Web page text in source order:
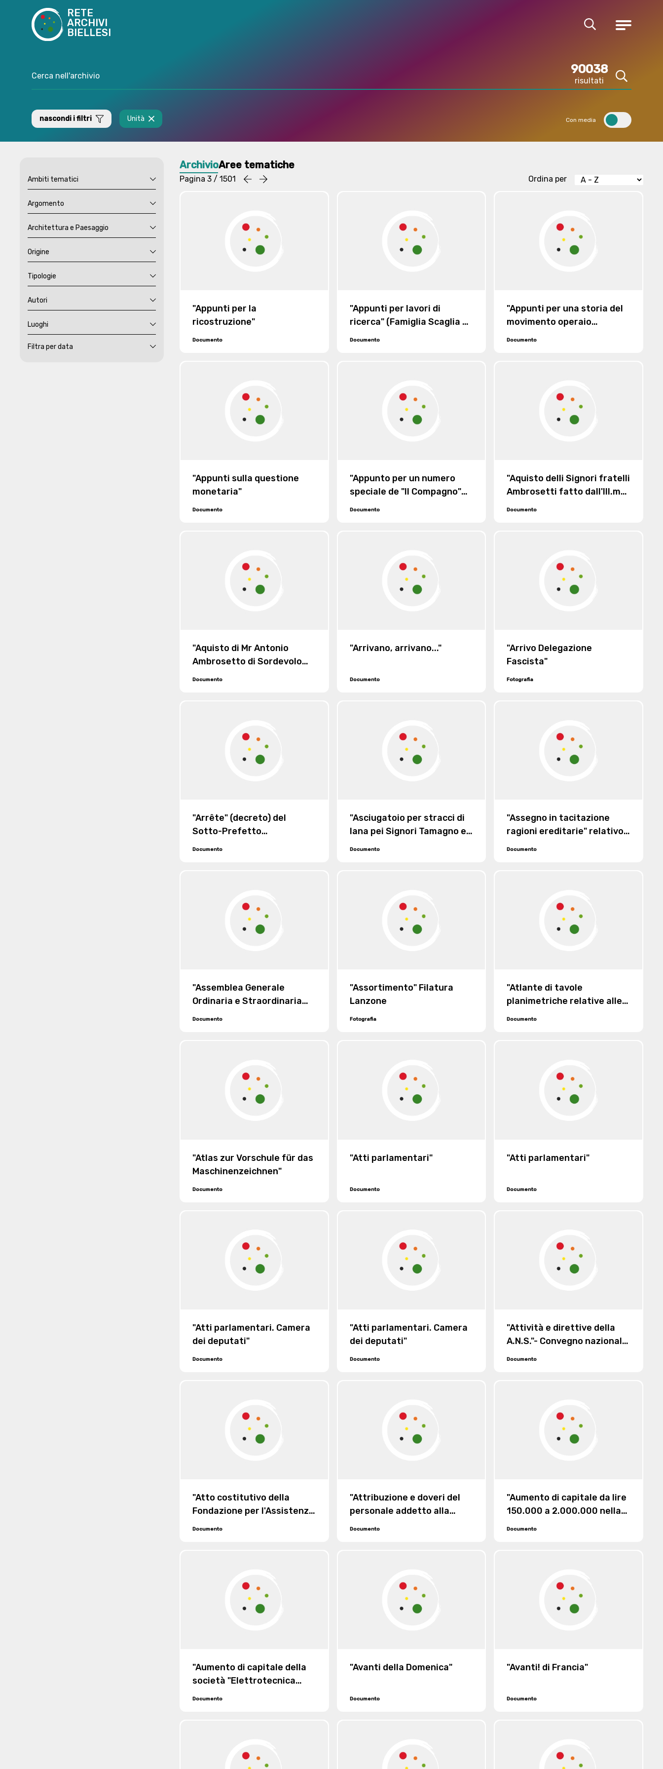
RETE
ARCHIVI
BIELLESI
Cerca Menu
90038
risultati
Cerca
nascondi i filtri Unità Con media
Ambiti tematici
Argomento
Architettura e Paesaggio
Origine
Tipologie
Autori
Luoghi
Filtra per data
ArchivioAree tematiche
Pagina 3 / 1501 Precedente
successiva Ordina per
"Appunti per la
ricostruzione"
Documento
"Appunti per lavori di
ricerca" (Famiglia Scaglia di
Verrua e tela di Van Dyck)
Documento
"Appunti per una storia del
movimento operaio
internazionale"
Documento
"Appunti sulla questione
monetaria"
Documento
"Appunto per un numero
speciale de "Il Compagno"
dedicato al sindacalismo"
Documento
"Aquisto delli Signori fratelli
Ambrosetti fatto dall'Ill.mo
Signor Conte Gioannini di
sovra la Comunità di
Documento
"Aquisto di Mr Antonio
Ambrosetto di Sordevolo
dalla Comunità del
Documento
"Arrivano, arrivano..."
Documento
"Arrivo Delegazione
Fascista"
Fotografia
"Arrête" (decreto) del
Sotto-Prefetto
dell'Arrondissement de
Documento
"Asciugatoio per stracci di
lana pei Signori Tamagno e
Squindo di Biella", 1895
Documento
"Assegno in tacitazione
ragioni ereditarie" relativo
alla divisione ereditaria fra i
Totino loro nonno
Documento
"Assemblea Generale
Ordinaria e Straordinaria
del 30 Gennaio 1908. 1°
Documento
"Assortimento" Filatura
Lanzone
Fotografia
"Atlante di tavole
planimetriche relative alle
lezioni sull'accertamento
in Torino dal Ministero delle
Documento
"Atlas zur Vorschule für das
Maschinenzeichnen"
Documento
"Atti parlamentari"
Documento
"Atti parlamentari"
Documento
"Atti parlamentari. Camera
dei deputati"
Documento
"Atti parlamentari. Camera
dei deputati"
Documento
"Attività e direttive della
A.N.S."- Convegno nazionale
del 17 giugno 1928
Documento
"Atto costitutivo della
Fondazione per l'Assistenza
alle Scuole industriali,
Documento
"Attribuzione e doveri del
personale addetto alla
Biblioteca e Museo Civico"
Documento
"Aumento di capitale da lire
150.000 a 2.000.000 nella
società "Elettrotecnica
Documento
"Aumento di capitale della
società "Elettrotecnica
Vallestrona di Sommaruga
e conseguente ammissione
Documento
"Avanti della Domenica"
Documento
"Avanti! di Francia"
Documento